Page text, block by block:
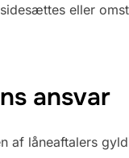
eller
ansvar
af låneaftalers